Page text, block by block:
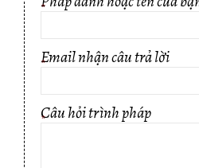
*
Email nhận câu trả lời
*
Câu hỏi trình pháp
*